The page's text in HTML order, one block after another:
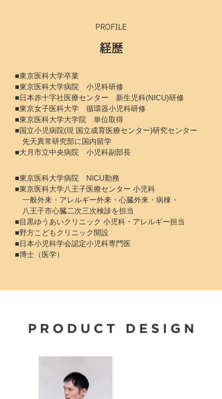
PROFILE
経歴
■東京医科大学卒業
■東京医科大学病院 小児科研修
■日本赤十字社医療センター 新生児科(NICU)研修
■東京女子医科大学 循環器小児科研修
■東京医科大学大学院 単位取得
■国立小児病院(現 国立成育医療センター)研究センター
先天異常研究部に国内留学
■大月市立中央病院 小児科副部長
■東京医科大学病院 NICU勤務
■東京医科大学八王子医療センター 小児科
一般外来・アレルギー外来・心臓外来・病棟・
八王子市心臓二次三次検診を担当
■目黒ゆうあいクリニック 小児科・アレルギー担当
■野方こどもクリニック開設
■日本小児科学会認定小児科専門医
■博士（医学）